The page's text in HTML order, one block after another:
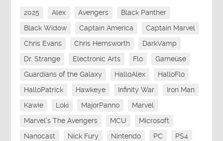
2025 Alex Avengers
Black Panther
Black Widow
Captain America
Captain Marvel
Chris Evans
Chris Hemsworth
DarkVamp
Dr. Strange
Electronic Arts Flo
Gameüse
Guardians of the Galaxy
HalloAlex
HalloFlo
HalloPatrick
Hawkeye Infinity War
Iron Man
Kawie
Loki MajorPanno
Marvel
Marvel's The Avengers
MCU
Microsoft
Nanocast
Nick Fury Nintendo PC
PS4